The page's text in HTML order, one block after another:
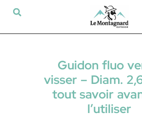
Guidon fluo
visser – Diam.
tout savoir
l’utiliser